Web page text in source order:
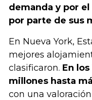
demanda y por
por parte de sus
En Nueva York,
mejores
clasificaron. En
millones hasta
con una